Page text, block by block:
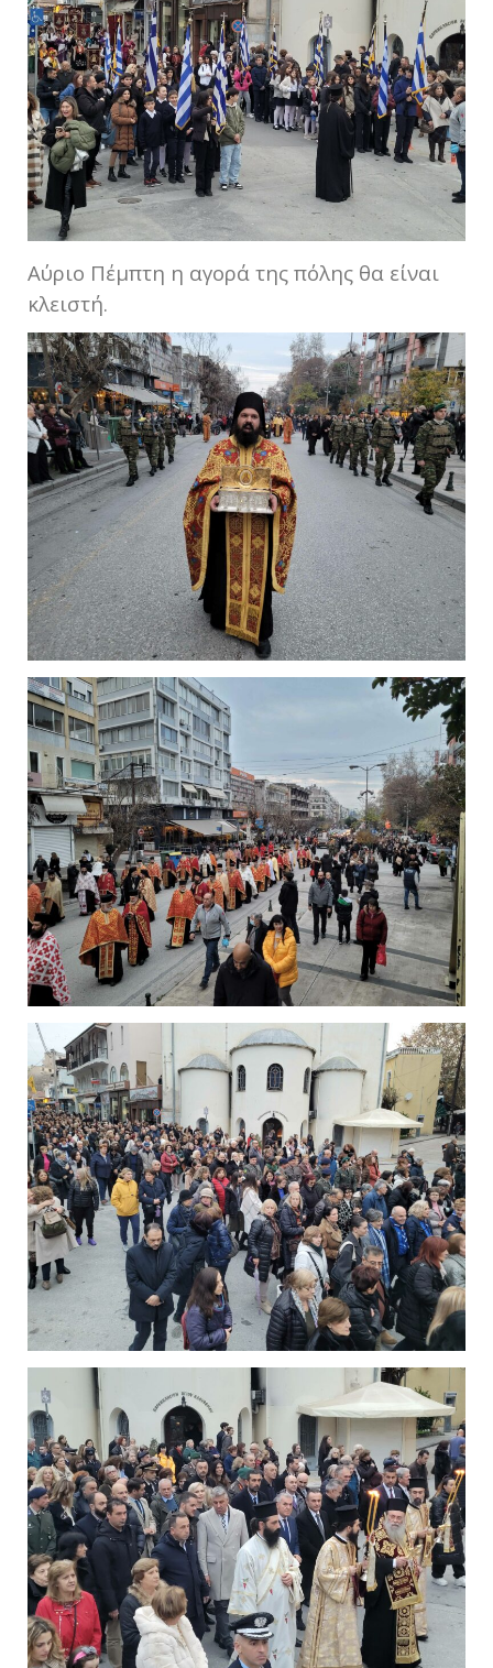
Αύριο Πέμπτη η αγορά της πόλης θα είναι
κλειστή.